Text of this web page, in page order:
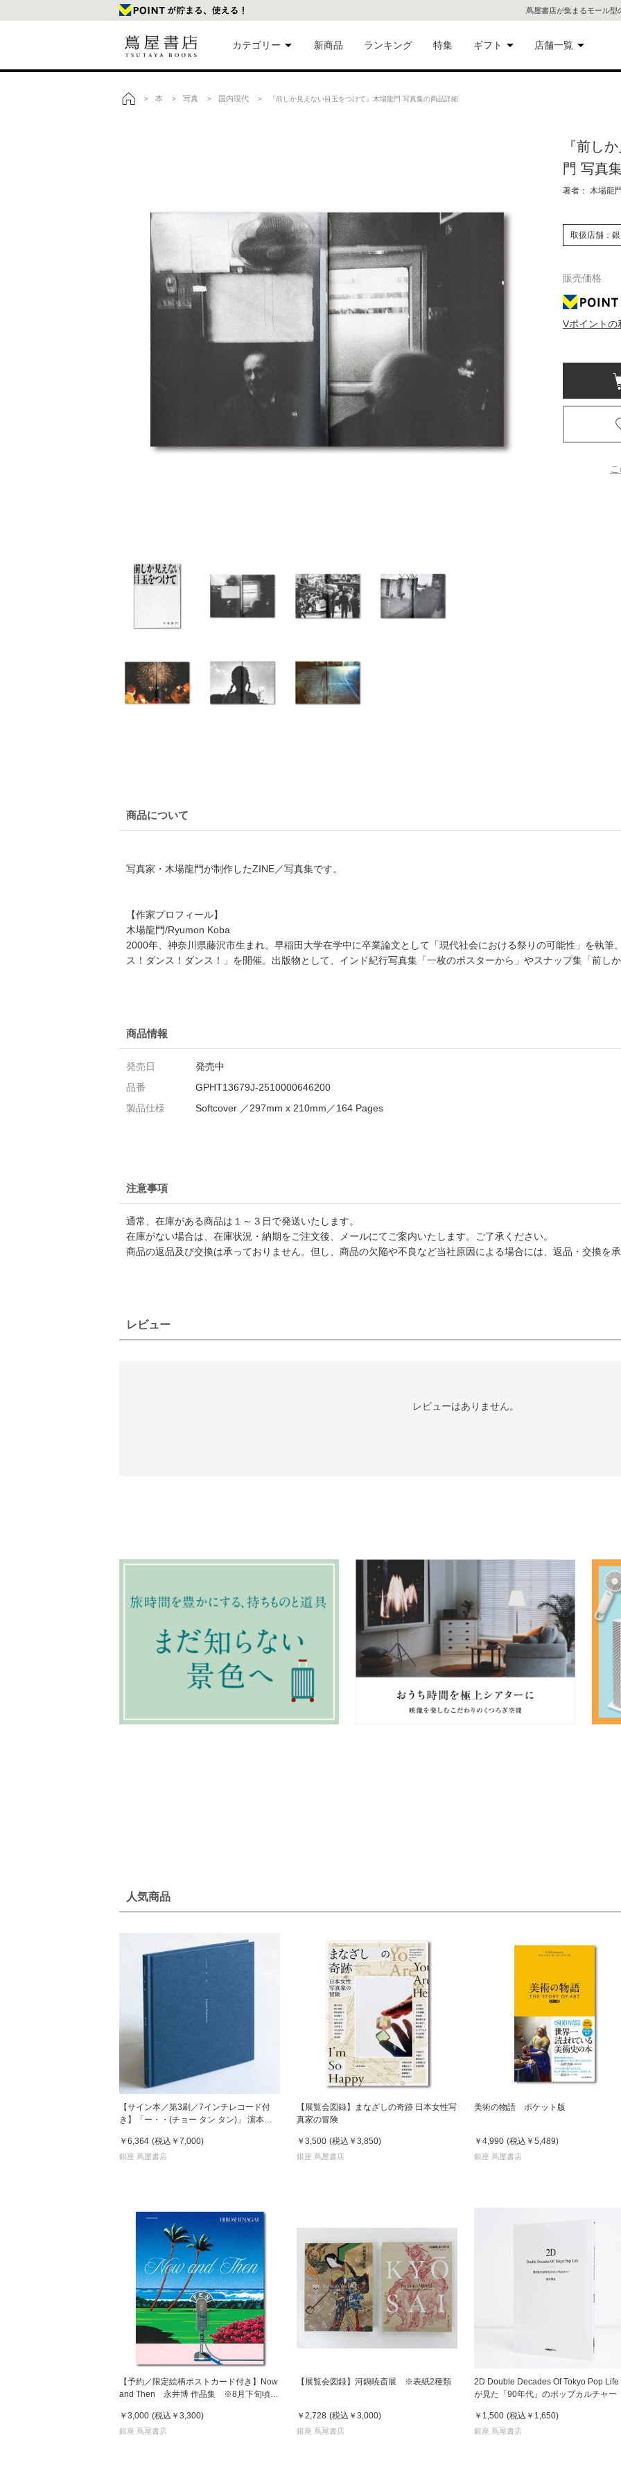
蔦屋書店が集まるモール型
カテゴリー
美術品
文具
雑貨
eギフト
新商品 ランキング 特集 ギフト 店舗一覧
代官
屋書
書店
六本
屋書
書店
京都
梅田
> 本 > 写真 > 国内現代 > 『前しか見えない目玉をつけて』木場龍門 写真集の商品詳細
『前し
門 写真
著者： 木場龍
取扱店舗：
販売価格
Vポイントの
商品について
写真家・木場龍門が制作したZINE／写真集です。
【作家プロフィール】
木場龍門/Ryumon Koba
2000年、神奈川県藤沢市生まれ。早稲田大学在学中に卒業論文として「現代社会における祭りの可能性」を執筆
ス！ダンス！ダンス！」を開催。出版物として、インド紀行写真集「一枚のポスターから」やスナップ集「前し
商品情報
発売日
発売中
品番
GPHT13679J-2510000646200
製品仕様
Softcover ／297mm x 210mm／164 Pages
注意事項
通常、在庫がある商品は１～３日で発送いたします。
在庫がない場合は、在庫状況・納期をご注文後、メールにてご案内いたします。ご了承ください。
商品の返品及び交換は承っておりません。但し、商品の欠陥や不良など当社原因による場合には、返品・交換を
レビュー
レビューはありません。
人気商品
【サイン本／第3刷／7インチレコード付
き】「ー・・(チョー タン タン)」 濵本奏
￥6,364 (税込 ￥7,000)
銀座 蔦屋書店
【展覧会図録】まなざしの奇跡 日本女性写
真家の冒険
￥3,500 (税込 ￥3,850)
銀座 蔦屋書店
美術の物語 ポケット版
￥4,990 (税込 ￥5,489)
銀座 蔦屋書店
【予約／限定絵柄ポストカード付き】Now
and Then 永井博 作品集 ※8月下旬頃の
￥3,000 (税込 ￥3,300)
銀座 蔦屋書店
【展覧会図録】河鍋暁斎展 ※表紙2種類
￥2,728 (税込 ￥3,000)
銀座 蔦屋書店
2D Double Decades Of Tokyo Pop Life
が見た「90年代」のポップカルチャ
￥1,500 (税込 ￥1,650)
銀座 蔦屋書店